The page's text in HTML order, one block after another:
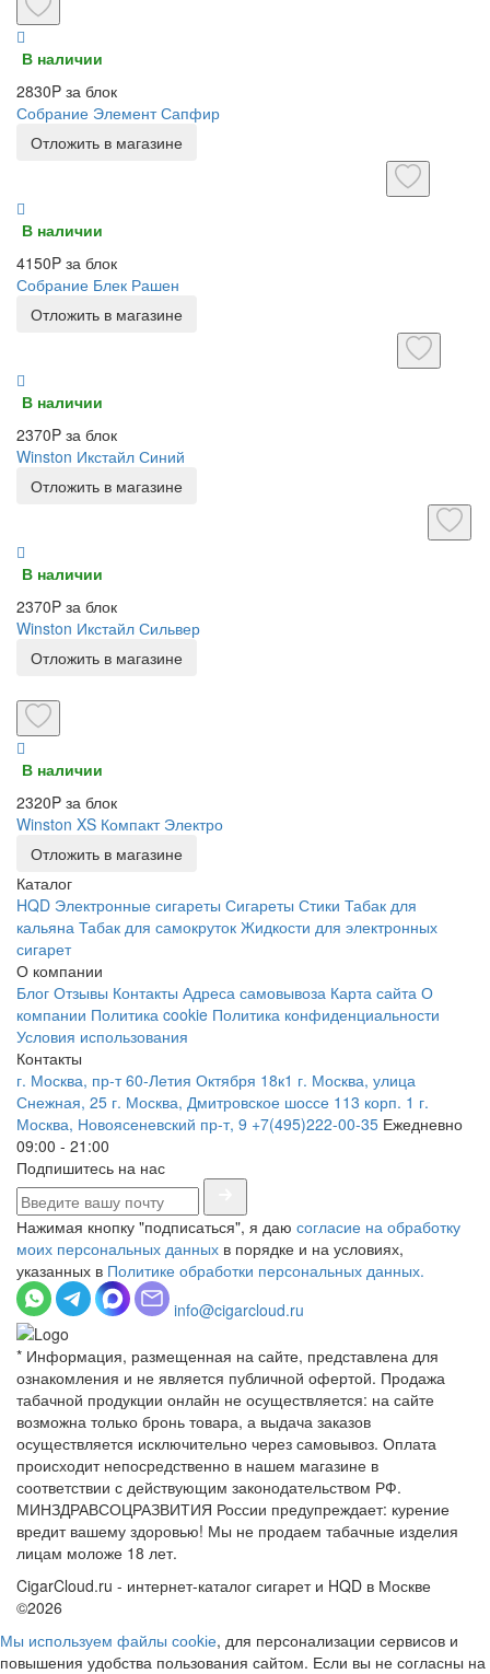
В наличии
2830P за блок
Собрание Элемент Сапфир
Отложить в магазине
В наличии
4150P за блок
Собрание Блек Рашен
Отложить в магазине
В наличии
2370P за блок
Winston Икстайл Синий
Отложить в магазине
В наличии
2370P за блок
Winston Икстайл Сильвер
Отложить в магазине
В наличии
2320P за блок
Winston XS Компакт Электро
Отложить в магазине
Каталог
HQD Электронные сигареты Сигареты Стики Табак для
кальяна Табак для самокруток Жидкости для электронных
сигарет
О компании
Блог Отзывы Контакты Адреса самовывоза Карта сайта О
компании Политика cookie Политика конфиденциальности
Условия использования
Контакты
г. Москва, пр-т 60-Летия Октября 18к1 г. Москва, улица
Снежная, 25 г. Москва, Дмитровское шоссе 113 корп. 1 г.
Москва, Новоясеневский пр-т, 9 +7(495)222-00-35 Ежедневно
09:00 - 21:00
Подпишитесь на нас
Нажимая кнопку "подписаться", я даю согласие на обработку
моих персональных данных в порядке и на условиях,
указанных в Политике обработки персональных данных.
info@cigarcloud.ru
* Информация, размещенная на сайте, представлена для
ознакомления и не является публичной офертой. Продажа
табачной продукции онлайн не осуществляется: на сайте
возможна только бронь товара, а выдача заказов
осуществляется исключительно через самовывоз. Оплата
происходит непосредственно в нашем магазине в
соответствии с действующим законодательством РФ.
МИНЗДРАВСОЦРАЗВИТИЯ России предупреждает: курение
вредит вашему здоровью! Мы не продаем табачные изделия
лицам моложе 18 лет.
CigarCloud.ru - интернет-каталог сигарет и HQD в Москве
©2026
Мы используем файлы сооkіе, для персонализации сервисов и
повышения удобства пользования сайтом. Если вы не согласны на